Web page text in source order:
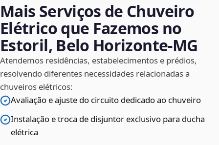
Mais Serviços de Chuveiro
Elétrico que Fazemos no
Estoril, Belo Horizonte‑MG
Atendemos residências, estabelecimentos e prédios,
resolvendo diferentes necessidades relacionadas a
chuveiros elétricos:
Avaliação e ajuste do circuito dedicado ao chuveiro
Instalação e troca de disjuntor exclusivo para ducha
elétrica